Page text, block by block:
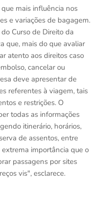
mais influência nos
e variações de bagagem.
Curso de Direito da
que, mais do que avaliar
atento aos direitos caso
cancelar ou
deve apresentar de
referentes à viagem, tais
e restrições. O
todas as informações
itinerário, horários,
de assentos, entre
importância que o
passagens por sites
vis", esclarece.